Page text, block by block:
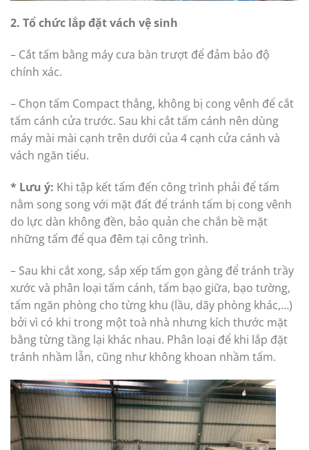
2. Tổ chức lắp đặt vách vệ sinh
– Cắt tấm bằng máy cưa bàn trượt để đảm bảo độ
chính xác.
– Chọn tấm Compact thẳng, không bị cong vênh để cắt
tấm cánh cửa trước. Sau khi cắt tấm cánh nên dùng
máy mài mài cạnh trên dưới của 4 cạnh cửa cánh và
vách ngăn tiểu.
* Lưu ý: Khi tập kết tấm đến công trình phải để tấm
nằm song song với mặt đất để tránh tấm bị cong vênh
do lực dàn không đền, bảo quản che chắn bề mặt
những tấm để qua đêm tại công trình.
– Sau khi cắt xong, sắp xếp tấm gọn gàng để tránh trầy
xước và phân loại tấm cánh, tấm bạo giữa, bạo tường,
tấm ngăn phòng cho từng khu (lầu, dãy phòng khác,…)
bởi vì có khi trong một toà nhà nhưng kích thước mặt
bằng từng tầng lại khác nhau. Phân loại để khi lắp đặt
tránh nhầm lẫn, cũng như không khoan nhầm tấm.